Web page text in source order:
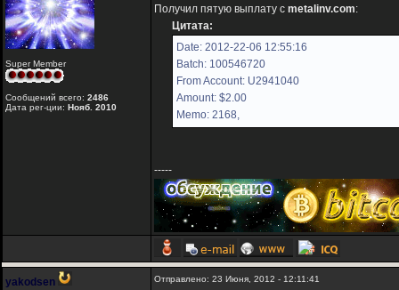
Super Member
Сообщений всего: 2486
Дата рег-ции: Нояб. 2010
Получил пятую выплату с metalinv.com:
Цитата:
Date: 2012-22-06 12:55:16
Batch: 100546720
From Account: U2941040
Amount: $2.00
Memo: 2168,
-----
yakodsen Отправлено: 23 Июня, 2012 - 12:11:41